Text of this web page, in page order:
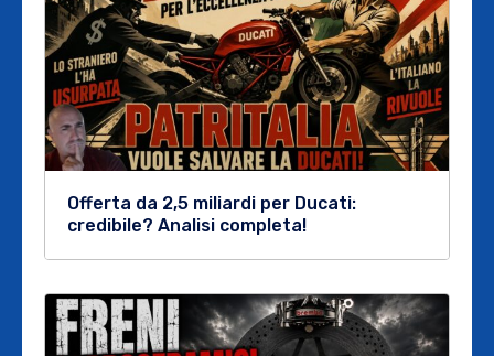
Offerta da 2,5 miliardi per Ducati:
credibile? Analisi completa!